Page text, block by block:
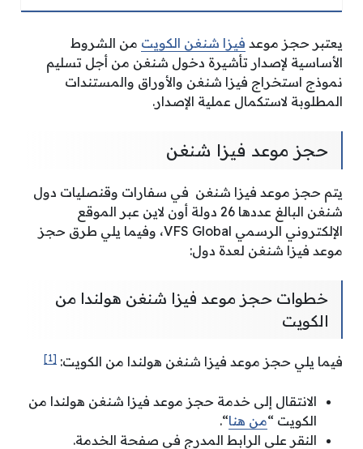
يعتبر حجز موعد فيزا شنغن الكويت من الشروط
الأساسية لإصدار تأشيرة دخول شنغن من أجل تسليم
نموذج استخراج فيزا شنغن والأوراق والمستندات
المطلوبة لاستكمال عملية الإصدار.
حجز موعد فيزا شنغن
يتم حجز موعد فيزا شنغن في سفارات وقنصليات دول
شنغن البالغ عددها 26 دولة أون لاين عبر الموقع
الإلكتروني الرسمي VFS Global، وفيما يلي طرق حجز
موعد فيزا شنغن لعدة دول:
خطوات حجز موعد فيزا شنغن هولندا من
الكويت
فيما يلي حجز موعد فيزا شنغن هولندا من الكويت: [1]
الانتقال إلى خدمة حجز موعد فيزا شنغن هولندا من
الكويت “من هنا“.
النقر على الرابط المدرج في صفحة الخدمة.